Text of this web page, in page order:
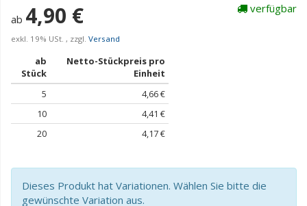
ab 4,90 €
exkl. 19% USt. , zzgl. Versand
ab
Stück
Netto-Stückpreis pro
Einheit
5
4,66 €
10
4,41 €
20
4,17 €
verfügbar
Dieses Produkt hat Variationen. Wählen Sie bitte die
gewünschte Variation aus.